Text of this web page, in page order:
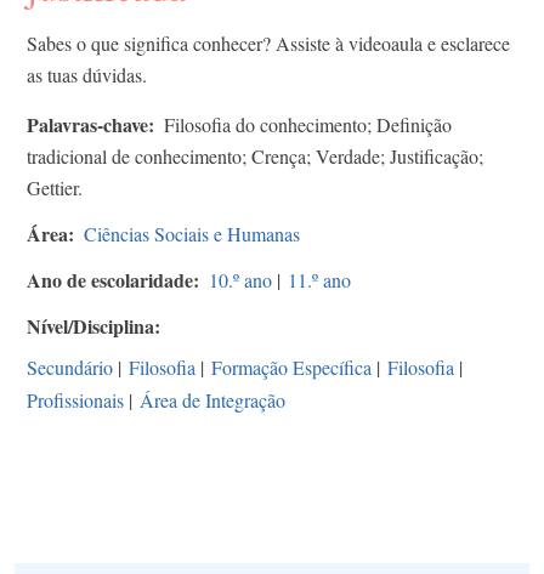
Sabes o que significa conhecer? Assiste à videoaula e esclarece
as tuas dúvidas.
Palavras-chave
Filosofia do conhecimento; Definição
tradicional de conhecimento; Crença; Verdade; Justificação;
Gettier.
Área Ciências Sociais e Humanas
Ano de escolaridade 10.º ano | 11.º ano
Nível/Disciplina
Secundário | Filosofia | Formação Específica | Filosofia |
Profissionais | Área de Integração